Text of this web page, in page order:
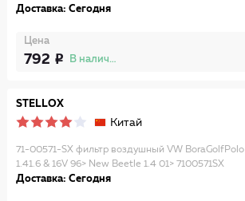
Доставка: Сегодня
Цена
792 В наличии
STELLOX
Китай
71-00571-SX фильтр воздушный VW BoraGolfPolo
1.41.6 & 16V 96> New Beetle 1.4 01> 7100571SX
Доставка: Сегодня